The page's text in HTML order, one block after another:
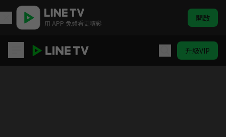
用 APP 免費看更精彩 開啟
升級VIP